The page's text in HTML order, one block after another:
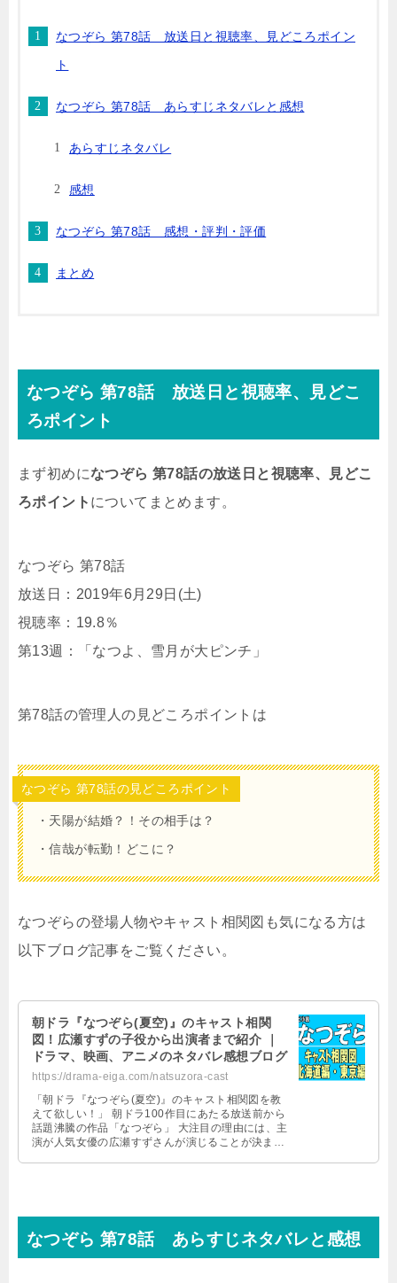
なつぞら 第78話 放送日と視聴率、見どころポイン
ト
なつぞら 第78話 あらすじネタバレと感想
あらすじネタバレ
感想
なつぞら 第78話 感想・評判・評価
まとめ
なつぞら 第78話 放送日と視聴率、見どこ
ろポイント
まず初めになつぞら 第78話の放送日と視聴率、見どこ
ろポイント についてまとめます。
なつぞら 第78話
放送日：2019年6月29日(土)
視聴率：19.8％
第13週：「なつよ、雪月が大ピンチ」
第78話の管理人の見どころポイントは
なつぞら 第78話の見どころポイント
・天陽が結婚？！その相手は？
・信哉が転勤！どこに？
なつぞらの登場人物やキャスト相関図も気になる方は
以下ブログ記事をご覧ください。
朝ドラ『なつぞら(夏空)』のキャスト相関
図！広瀬すずの子役から出演者まで紹介 ｜
ドラマ、映画、アニメのネタバレ感想ブログ
https://drama-eiga.com/natsuzora-cast
「朝ドラ『なつぞら(夏空)』のキャスト相関図を教
えて欲しい！」 朝ドラ100作目にあたる放送前から
話題沸騰の作品「なつぞら」 大注目の理由には、主
演が人気女優の広瀬すずさんが演じることが決まっ
なつぞら 第78話 あらすじネタバレと感想